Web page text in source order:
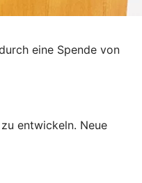
eine Spende von
entwickeln. Neue